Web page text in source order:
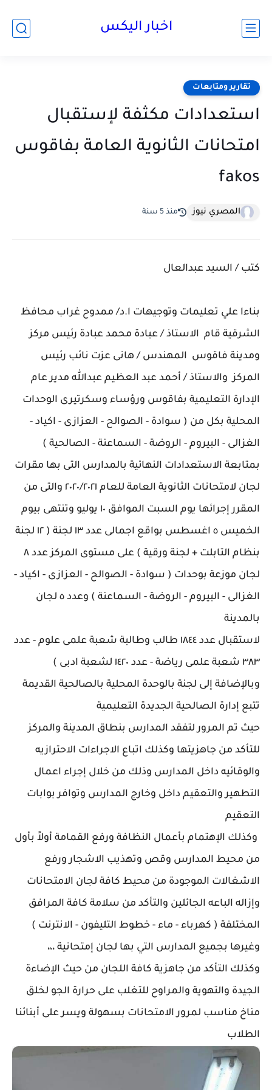
اخبار اليكس
تقارير ومتابعات
استعدادات مكثفة لإستقبال
امتحانات الثانوية العامة بفاقوس
المصري نيوز منذ 5 سنة
كتب / السيد عبدالعال
بناءا علي تعليمات وتوجيهات ا.د/ ممدوح غراب محافظ
الشرقية قام الاستاذ / عبادة محمد عبادة رئيس مركز
ومدينة فاقوس المهندس / هانى عزت نائب رئيس
المركز والاستاذ / أحمد عبد العظيم عبدالله مدير عام
الإدارة التعليمية بفاقوس ورؤساء وسكرتيرى الوحدات
المحلية بكل من ( سوادة - الصوالح - العزازى - اكياد -
الغزالى - البيروم - الروضة - السماعنة - الصالحية )
بمتابعة الاستعدادات النهائية بالمدارس التى بها مقرات
لجان لامتحانات الثانوية العامة للعام ٢٠٢٠/٢٠٢١ والتى من
المقرر إجرائها يوم السبت الموافق ١٠ يوليو وتنتهى بيوم
الخميس ٥ اغسطس بواقع اجمالى عدد ١٣ لجنة ( ١٢ لجنة
بنظام التابلت + لجنة ورقية ) على مستوى المركز عدد ٨
لجان موزعة بوحدات ( سوادة - الصوالح - العزازى - اكياد -
الغزالى - البيروم - الروضة - السماعنة ) وعدد ٥ لجان
بالمدينة
لاستقبال عدد ١٨٤٤ طالب وطالبة شعبة علمى علوم - عدد
٣٨٣ شعبة علمى رياضة - عدد ١٤٢٠ لشعبة ادبى )
وبالإضافة إلى لجنة بالوحدة المحلية بالصالحية القديمة
تتبع إدارة الصالحية الجديدة التعليمية
حيث تم المرور لتفقد المدارس بنطاق المدينة والمركز
للتأكد من جاهزيتها وكذلك اتباع الاجراءات الاحترازيه
والوقائيه داخل المدارس وذلك من خلال إجراء اعمال
التطهير والتعقيم داخل وخارج المدارس وتوافر بوابات
التعقيم
وكذلك الإهتمام بأعمال النظافة ورفع القمامة أولاً بأول
من محيط المدارس وقص وتهذيب الاشجار ورفع
الاشغالات الموجودة من محيط كافة لجان الامتحانات
وإزاله الباعه الجائلين والتأكد من سلامة كافة المرافق
المختلفة ( كهرباء - ماء - خطوط التليفون - الانترنت )
وغيرها بجميع المدارس التي بها لجان إمتحانية ،،،
وكذلك التأكد من جاهزية كافة اللجان من حيث الإضاءة
الجيدة والتهوية والمراوح للتغلب على حرارة الجو لخلق
مناخ مناسب لمرور الامتحانات بسهولة ويسر على أبنائنا
الطلاب